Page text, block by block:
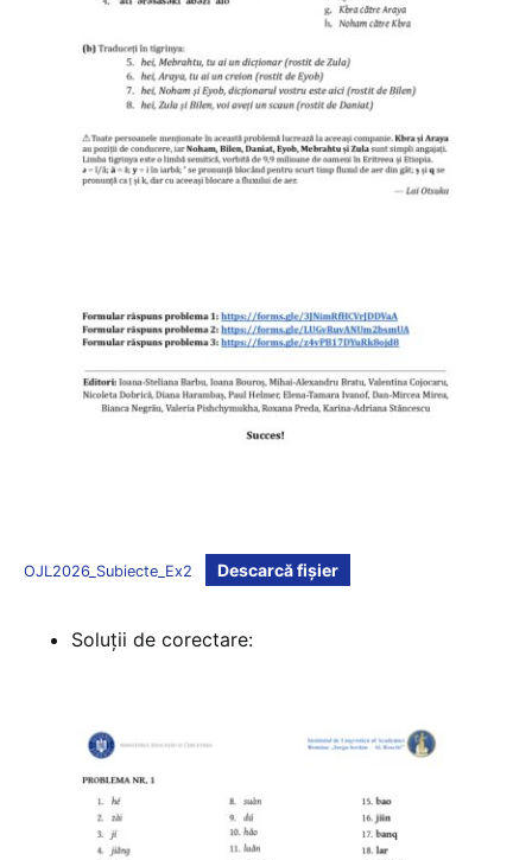
OJL2026_Subiecte_Ex2 Descarcă fișier
Soluții de corectare: